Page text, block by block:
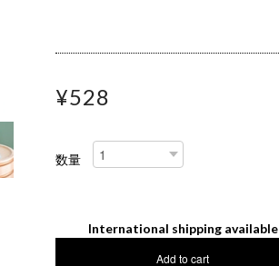
¥528
数量
International shipping available
Add to cart